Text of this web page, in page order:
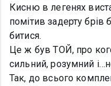
Кисню в легенях
помітив задерту брів
битися.
Це ж був ТОЙ, про
сильний, розумний
Так, до всього